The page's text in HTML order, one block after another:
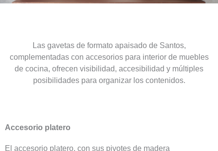
Las gavetas de formato apaisado de Santos,
complementadas con accesorios para interior de muebles
de cocina, ofrecen visibilidad, accesibilidad y múltiples
posibilidades para organizar los contenidos.
Accesorio platero
El accesorio platero, con sus pivotes de madera